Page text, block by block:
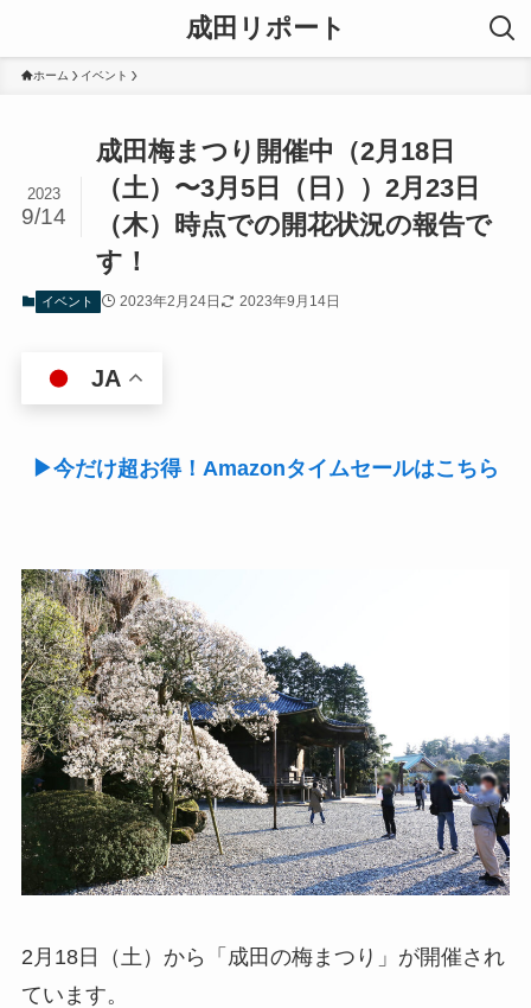
成田リポート
ホーム イベント
成田梅まつり開催中（2月18日
（土）〜3月5日（日））2月23日
（木）時点での開花状況の報告で
す！
2023
9/14
イベント 2023年2月24日 2023年9月14日
JA
▶今だけ超お得！Amazonタイムセールはこちら
2月18日（土）から「成田の梅まつり」が開催され
ています。